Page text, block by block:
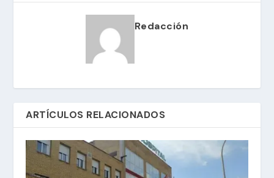
Redacción
ARTÍCULOS RELACIONADOS